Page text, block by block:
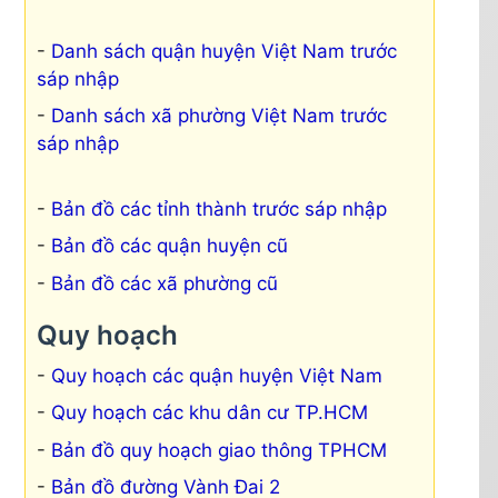
Danh sách quận huyện Việt Nam trước
sáp nhập
Danh sách xã phường Việt Nam trước
sáp nhập
Bản đồ các tỉnh thành trước sáp nhập
Bản đồ các quận huyện cũ
Bản đồ các xã phường cũ
Quy hoạch
Quy hoạch các quận huyện Việt Nam
Quy hoạch các khu dân cư TP.HCM
Bản đồ quy hoạch giao thông TPHCM
Bản đồ đường Vành Đai 2